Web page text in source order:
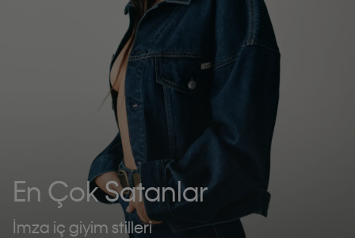
En Çok Satanlar
İmza iç giyim stilleri